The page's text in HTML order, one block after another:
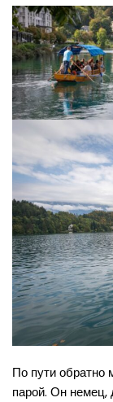
По пути обратно
парой. Он немец,